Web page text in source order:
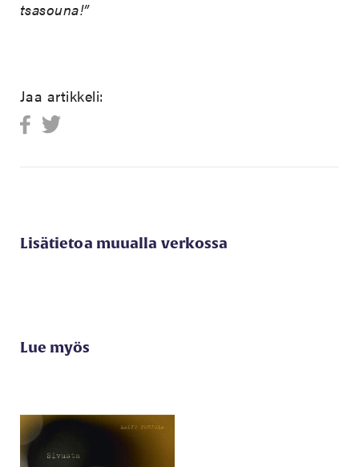
tsasouna!”
Jaa artikkeli:
Lisätietoa muualla verkossa
Lue myös